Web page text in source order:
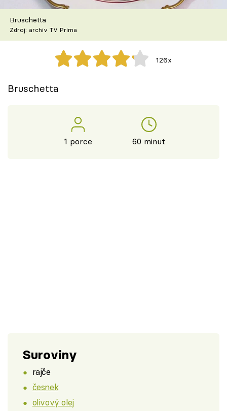
Škola vaření
Recepty z TV
Speciál: Cuketa
Těhotnej kuchař
Přihlášení
Bruschetta
Zdroj: archiv TV Prima
126x
Bruschetta
1 porce 60 minut
Suroviny
rajče
česnek
olivový olej